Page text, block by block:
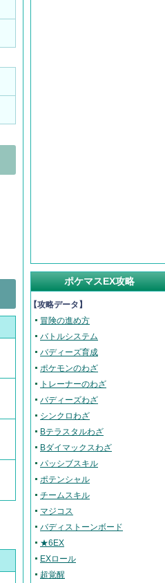
ポケマスEX攻略
【攻略データ】
冒険の進め方
バトルシステム
バディーズ育成
ポケモンのわざ
トレーナーのわざ
バディーズわざ
シンクロわざ
Bテラスタルわざ
Bダイマックスわざ
パッシブスキル
ポテンシャル
チームスキル
マジコス
バディストーンボード
★6EX
EXロール
超覚醒